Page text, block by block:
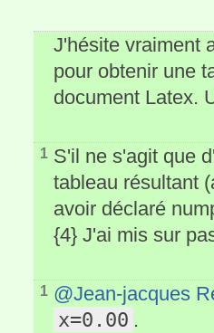
J'hésite vraiment
pour obtenir une
document Latex.
1 S'il ne s'agit que
tableau résultant
avoir déclaré
{4} J'ai mis sur
1 @Jean-jacques
x=0.00 .